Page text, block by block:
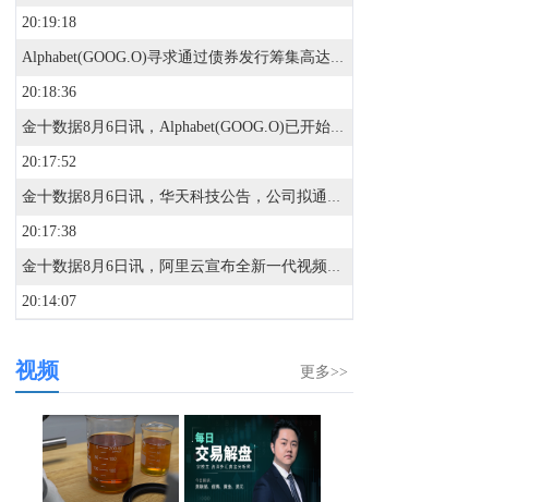
20:19:18
Alphabet(GOOG.O)寻求通过债券发行筹集高达250亿美元资金。（彭博社）
20:18:36
金十数据8月6日讯，Alphabet(GOOG.O)已开始推介一项美国投资级债券发行计划，在其上调2026年资本支出预期、并引发AI相关债券遭遇抛售后，公司此举正测试投资者对其债务融资的兴趣。据一名知情人士透露，Alphabet此次计划发行最多10个部分的债券，期限从2年至40年不等。该人士表示，最长期限债券的初步发行价格指引为较国债收益率高出约1.55个百分点。
20:17:52
金十数据8月6日讯，华天科技公告，公司拟通过发行股份及支付现金方式收购华羿微电子100%股份并募集配套资金。根据深圳证券交易所并购重组审核委员会2026年第12次审议会议公告，该委员会定于2026年8月13日召开会议审核公司本次交易事项。
20:17:38
金十数据8月6日讯，阿里云宣布全新一代视频生成模型Wan3.0开启公测。据介绍，Wan3.0在生成时长、万能创作、全能参考与真实感等维度全面升级，单次可生成30秒视频，完整表达创作意图；在文本、图片、音频、视频四种基础模态之外，首次支持doc、xls、ppt、pdf、md等文档格式输入，让“万物皆可生视频”。即日起，Wan3.0在阿里云百炼、万镜一刻、万相官网和千问创作PC端开启公测，在千问APP灰度开放，480P/720P/1080P的API价格分别为0.3/0.6/1.2元/秒，API接口将于近期全量开放。
20:14:07
20:10:47
20:10:36
更多>>
视频